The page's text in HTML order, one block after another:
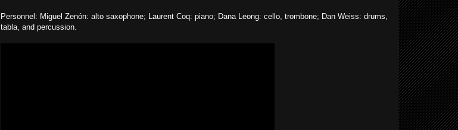
Personnel: Miguel Zenón: alto saxophone; Laurent Coq: piano; Dana Leong: cello, trombone; Dan Weiss: drums,
tabla, and percussion.